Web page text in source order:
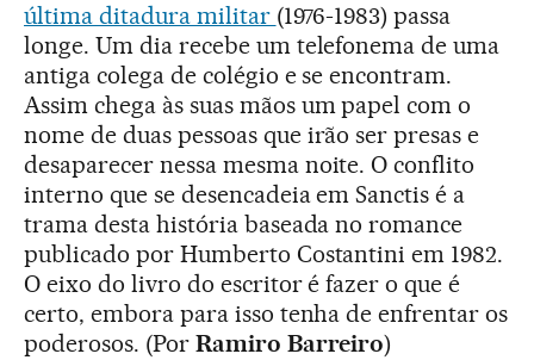
última ditadura militar (1976-1983) passa
longe. Um dia recebe um telefonema de uma
antiga colega de colégio e se encontram.
Assim chega às suas mãos um papel com o
nome de duas pessoas que irão ser presas e
desaparecer nessa mesma noite. O conflito
interno que se desencadeia em Sanctis é a
trama desta história baseada no romance
publicado por Humberto Costantini em 1982.
O eixo do livro do escritor é fazer o que é
certo, embora para isso tenha de enfrentar os
poderosos. (Por Ramiro Barreiro)